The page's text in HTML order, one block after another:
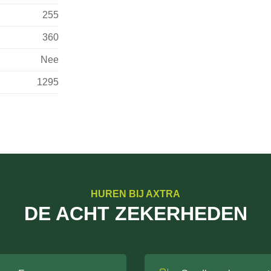
255
360
Nee
1295
HUREN BIJ AXTRA
DE ACHT ZEKERHEDEN